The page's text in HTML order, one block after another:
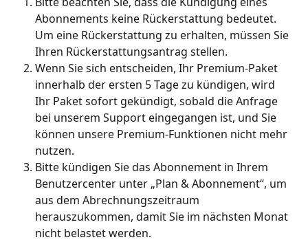
Abonnements keine Rückerstattung bedeutet.
Um eine Rückerstattung zu erhalten, müssen Sie
Ihren Rückerstattungsantrag stellen.
Wenn Sie sich entscheiden, Ihr Premium-Paket
innerhalb der ersten 5 Tage zu kündigen, wird
Ihr Paket sofort gekündigt, sobald die Anfrage
bei unserem Support eingegangen ist, und Sie
können unsere Premium-Funktionen nicht mehr
nutzen.
Bitte kündigen Sie das Abonnement in Ihrem
Benutzercenter unter „Plan & Abonnement“, um
aus dem Abrechnungszeitraum
herauszukommen, damit Sie im nächsten Monat
nicht belastet werden.